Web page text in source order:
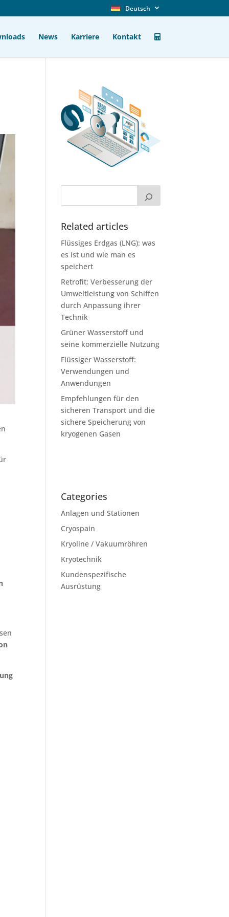
Deutsch
News Karriere Kontakt
Related articles
Flüssiges Erdgas (LNG): was
es ist und wie man es
speichert
Retrofit: Verbesserung der
Umweltleistung von Schiffen
durch Anpassung ihrer
Technik
Grüner Wasserstoff und
seine kommerzielle Nutzung
Flüssiger Wasserstoff:
Verwendungen und
Anwendungen
Empfehlungen für den
sicheren Transport und die
sichere Speicherung von
kryogenen Gasen
Categories
Anlagen und Stationen
Cryospain
Kryoline / Vakuumröhren
Kryotechnik
Kundenspezifische
Ausrüstung